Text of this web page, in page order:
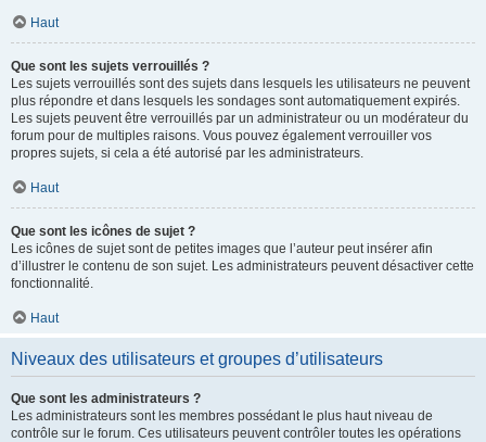
Haut
Que sont les sujets verrouillés ?
Les sujets verrouillés sont des sujets dans lesquels les utilisateurs ne peuvent
plus répondre et dans lesquels les sondages sont automatiquement expirés.
Les sujets peuvent être verrouillés par un administrateur ou un modérateur du
forum pour de multiples raisons. Vous pouvez également verrouiller vos
propres sujets, si cela a été autorisé par les administrateurs.
Haut
Que sont les icônes de sujet ?
Les icônes de sujet sont de petites images que l’auteur peut insérer afin
d’illustrer le contenu de son sujet. Les administrateurs peuvent désactiver cette
fonctionnalité.
Haut
Niveaux des utilisateurs et groupes d’utilisateurs
Que sont les administrateurs ?
Les administrateurs sont les membres possédant le plus haut niveau de
contrôle sur le forum. Ces utilisateurs peuvent contrôler toutes les opérations